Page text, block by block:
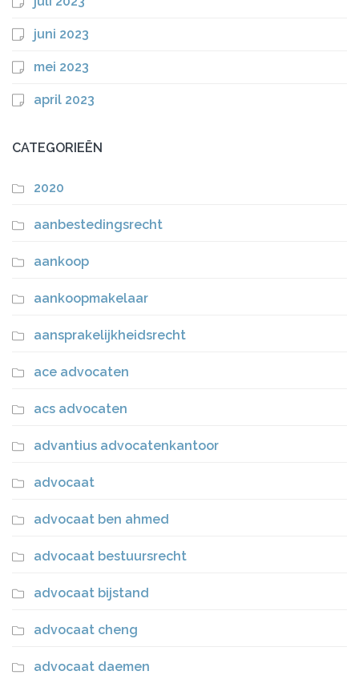
juni 2023
mei 2023
april 2023
CATEGORIEËN
2020
aanbestedingsrecht
aankoop
aankoopmakelaar
aansprakelijkheidsrecht
ace advocaten
acs advocaten
advantius advocatenkantoor
advocaat
advocaat ben ahmed
advocaat bestuursrecht
advocaat bijstand
advocaat cheng
advocaat daemen